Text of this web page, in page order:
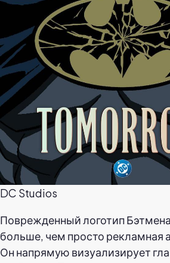
DC Studios
Поврежденный логотип
больше, чем просто рекламная
Он напрямую визуализирует